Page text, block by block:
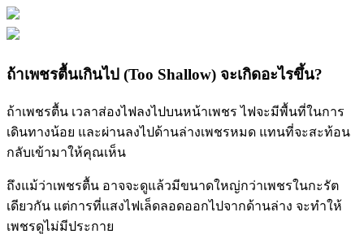
ถ้าเพชรตื้นเกินไป (Too Shallow) จะเกิดอะไรขึ้น?
ถ้าเพชรตื้น เวลาส่องไฟลงไปบนหน้าเพชร ไฟจะมีพื้นที่ในการ
เดินทางน้อย และผ่านลงไปด้านล่างเพชรหมด แทนที่จะสะท้อน
กลับเข้ามาให้คุณเห็น
ถึงแม้ว่าเพชรตื้น อาจจะดูแล้วมีขนาดใหญ่กว่าเพชรในกะรัต
เดียวกัน แต่การที่แสงไฟเล็ดลอดออกไปจากด้านล่าง จะทำให้
เพชรดูไม่มีประกาย